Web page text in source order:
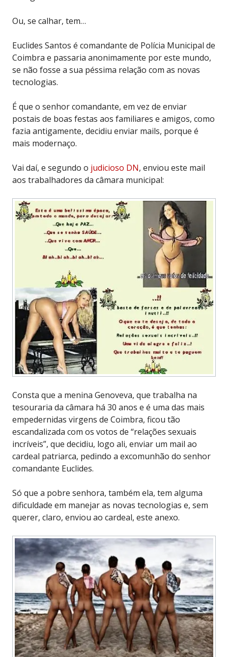
Ou, se calhar, tem…
Euclides Santos é comandante de Polícia Municipal de
Coimbra e passaria anonimamente por este mundo,
se não fosse a sua péssima relação com as novas
tecnologias.
É que o senhor comandante, em vez de enviar
postais de boas festas aos familiares e amigos, como
fazia antigamente, decidiu enviar mails, porque é
mais modernaço.
Vai daí, e segundo o judicioso DN, enviou este mail
aos trabalhadores da câmara municipal:
Consta que a menina Genoveva, que trabalha na
tesouraria da câmara há 30 anos e é uma das mais
empedernidas virgens de Coimbra, ficou tão
escandalizada com os votos de “relações sexuais
incríveis”, que decidiu, logo ali, enviar um mail ao
cardeal patriarca, pedindo a excomunhão do senhor
comandante Euclides.
Só que a pobre senhora, também ela, tem alguma
dificuldade em manejar as novas tecnologias e, sem
querer, claro, enviou ao cardeal, este anexo.